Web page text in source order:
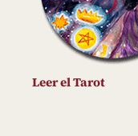
Leer el Tarot